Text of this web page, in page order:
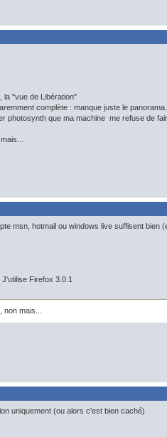
la "vue de Libération"
complète : manque juste le panorama...
photosynth que ma machine me refuse de
msn, hotmail ou windows live suffisent bien
Firefox 3.0.1
mais...
uniquement (ou alors c'est bien caché)